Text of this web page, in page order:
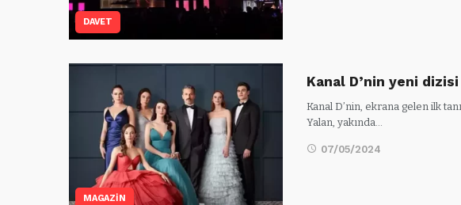
DAVET
MAGAZİN
Kanal D’nin yeni dizisi
Kanal D’nin, ekrana gelen ilk
Yalan, yakında…
07/05/2024